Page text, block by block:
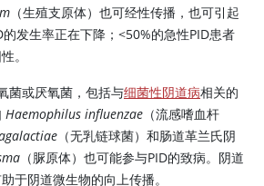
（生殖支原体）也可经性传播，也可引起
发生率正在下降；<50%的急性PID患者
。
菌或厌氧菌，包括与细菌性阴道病相关的
Haemophilus influenzae （流感嗜血杆
（无乳链球菌）和肠道革兰氏阴
（脲原体）也可能参与PID的致病。阴道
于阴道微生物的向上传播。